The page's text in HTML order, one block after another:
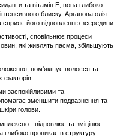
та вітамін E, вона глибоко
блиску. Арганова олія
його відновленню зсередини.
сповільнює процеси
які живлять пасма, збільшують
пом'якшує волосся та
заспокійливими та
зменшити подразнення та
голови.
- відновлює та зміцінює
глибоко проникає в структуру